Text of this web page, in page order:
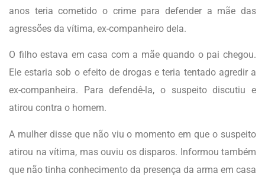
anos teria cometido o crime para defender a mãe das
agressões da vítima, ex-companheiro dela.
O filho estava em casa com a mãe quando o pai chegou.
Ele estaria sob o efeito de drogas e teria tentado agredir a
ex-companheira. Para defendê-la, o suspeito discutiu e
atirou contra o homem.
A mulher disse que não viu o momento em que o suspeito
atirou na vítima, mas ouviu os disparos. Informou também
que não tinha conhecimento da presença da arma em casa